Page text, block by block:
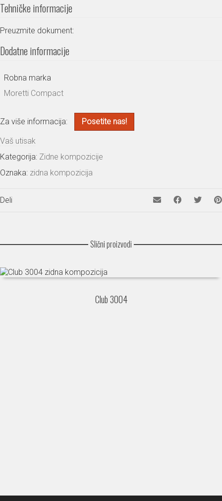
Tehničke informacije
Preuzmite dokument:
Dodatne informacije
Robna marka
Moretti Compact
Za više informacija: Posetite nas!
Vaš utisak
Kategorija: Zidne kompozicije
Oznaka: zidna kompozicija
Deli
Slični proizvodi
Club 3004